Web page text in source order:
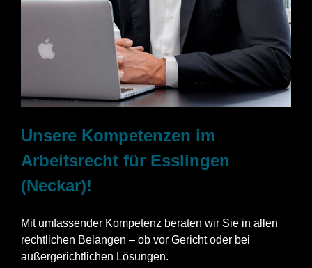
Unsere Kompetenzen im
Arbeitsrecht für Esslingen
(Neckar)!
Mit umfassender Kompetenz beraten wir Sie in allen
rechtlichen Belangen – ob vor Gericht oder bei
außergerichtlichen Lösungen.